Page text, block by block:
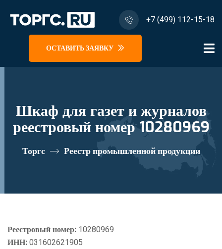
+7 (499) 112-15-18
ОСТАВИТЬ ЗАЯВКУ
Шкаф для газет и журналов
реестровый номер 10280969
Торгс Реестр промышленной продукции
Реестровый номер: 10280969
ИНН:031602621905